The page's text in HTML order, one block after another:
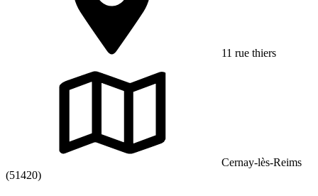
11 rue thiers
Cernay-lès-Reims
(51420)